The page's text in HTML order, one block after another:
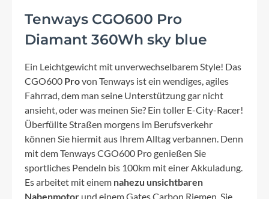
Tenways CGO600 Pro
Diamant 360Wh sky blue
Ein Leichtgewicht mit unverwechselbarem Style! Das
CGO600 Provon Tenways ist ein wendiges, agiles
Fahrrad, dem man seine Unterstützung gar nicht
ansieht, oder was meinen Sie? Ein toller E-City-Racer!
Überfüllte Straßen morgens im Berufsverkehr
können Sie hiermit aus Ihrem Alltag verbannen. Denn
mit dem Tenways CGO600 Pro genießen Sie
sportliches Pendeln bis 100km mit einer Akkuladung.
Es arbeitet mit einem nahezu unsichtbaren
Nabenmotor und einem Gates Carbon Riemen. Sie